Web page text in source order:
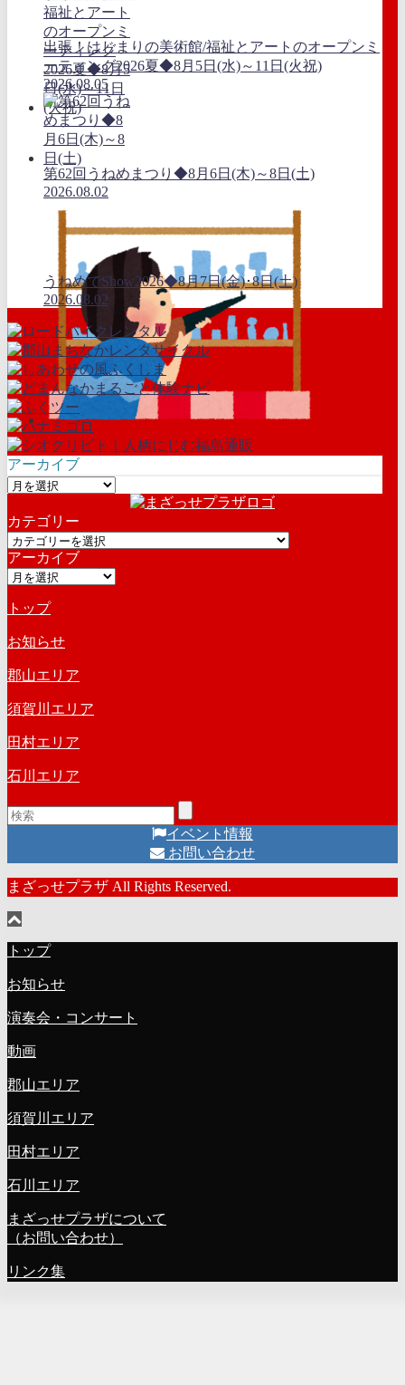
出張！はじまりの美術館/福祉とアートのオープンミ
ーティング2026夏◆8月5日(水)～11日(火祝)
2026.08.05
第62回うねめまつり◆8月6日(木)～8日(土)
2026.08.02
うねめでShow2026◆8月7日(金)･8日(土)
2026.08.02
アーカイブ
ア
カ
イ
ブ
カテゴリー
カ
テ
ゴ
ー
アーカイブ
ア
カ
イ
ブ
トップ
お知らせ
郡山エリア
須賀川エリア
田村エリア
石川エリア
イベント情報
お問い合わせ
まざっせプラザ All Rights Reserved.
トップ
お知らせ
演奏会・コンサート
動画
郡山エリア
須賀川エリア
田村エリア
石川エリア
まざっせプラザについて
（お問い合わせ）
リンク集